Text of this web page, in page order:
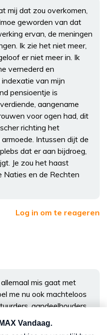
mij dat zou overkomen,
geworden van dat
ervan, de meningen
Ik zie het niet meer,
er niet meer in. Ik
vernederd en
van mijn
pensioentje is
aangename
voor ogen had, dit
richting het
Intussen dijt de
dat er aan bijdroeg,
Je zou het haast
Naties en de Rechten
Log in om te reageren
mis gaat met
me nu ook machteloos
aandeelhouders
epidemie maar